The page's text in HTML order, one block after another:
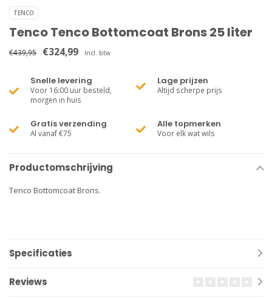
TENCO
Tenco Tenco Bottomcoat Brons 25 liter
€439,95 €324,99 Incl. btw
Snelle levering
Voor 16:00 uur besteld,
morgen in huis
Lage prijzen
Altijd scherpe prijs
Gratis verzending
Al vanaf €75
Alle topmerken
Voor elk wat wils
Productomschrijving
Tenco Bottomcoat Brons.
Specificaties
Reviews